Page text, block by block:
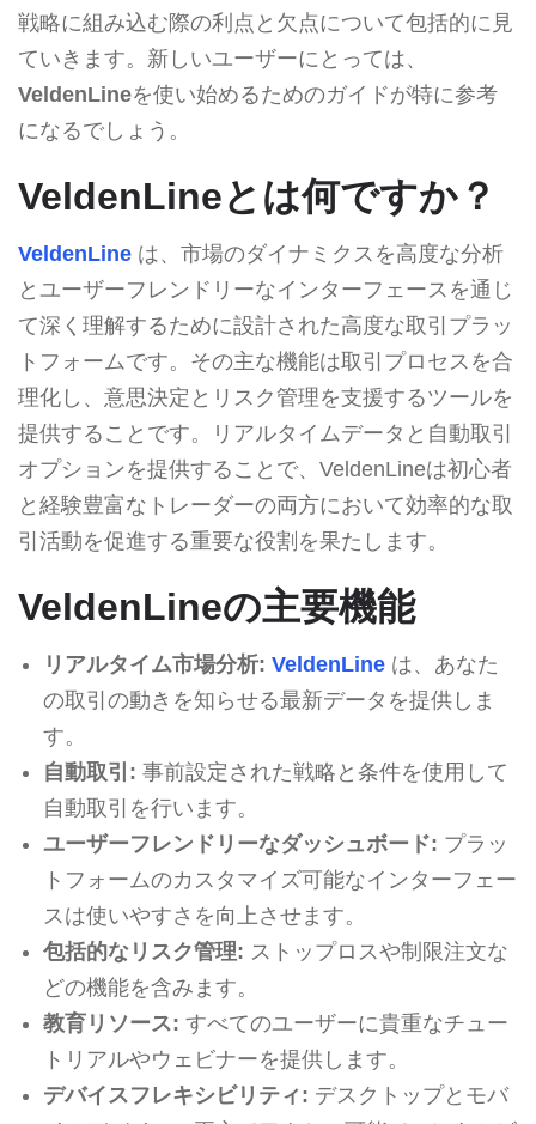
戦略に組み込む際の利点と欠点について包括的に見
ていきます。新しいユーザーにとっては、
VeldenLineを使い始めるためのガイドが特に参考
になるでしょう。
VeldenLineとは何ですか？
VeldenLine は、市場のダイナミクスを高度な分析
とユーザーフレンドリーなインターフェースを通じ
て深く理解するために設計された高度な取引プラッ
トフォームです。その主な機能は取引プロセスを合
理化し、意思決定とリスク管理を支援するツールを
提供することです。リアルタイムデータと自動取引
オプションを提供することで、VeldenLineは初心者
と経験豊富なトレーダーの両方において効率的な取
引活動を促進する重要な役割を果たします。
VeldenLineの主要機能
リアルタイム市場分析: VeldenLineは、あなた
の取引の動きを知らせる最新データを提供しま
す。
自動取引: 事前設定された戦略と条件を使用して
自動取引を行います。
ユーザーフレンドリーなダッシュボード: プラッ
トフォームのカスタマイズ可能なインターフェー
スは使いやすさを向上させます。
包括的なリスク管理: ストップロスや制限注文な
どの機能を含みます。
教育リソース: すべてのユーザーに貴重なチュー
トリアルやウェビナーを提供します。
デバイスフレキシビリティ: デスクトップとモバ